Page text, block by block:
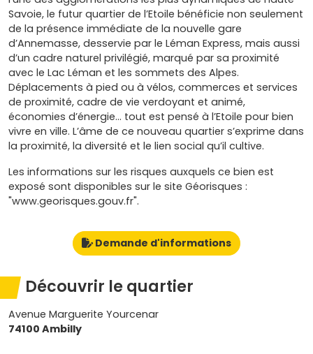
Savoie, le futur quartier de l’Etoile bénéficie non seulement
de la présence immédiate de la nouvelle gare
d’Annemasse, desservie par le Léman Express, mais aussi
d’un cadre naturel privilégié, marqué par sa proximité
avec le Lac Léman et les sommets des Alpes.
Déplacements à pied ou à vélos, commerces et services
de proximité, cadre de vie verdoyant et animé,
économies d’énergie… tout est pensé à l’Etoile pour bien
vivre en ville. L’âme de ce nouveau quartier s’exprime dans
la proximité, la diversité et le lien social qu’il cultive.
Les informations sur les risques auxquels ce bien est
exposé sont disponibles sur le site Géorisques :
"www.georisques.gouv.fr".
Demande d'informations
Découvrir le quartier
Avenue Marguerite Yourcenar
74100 Ambilly